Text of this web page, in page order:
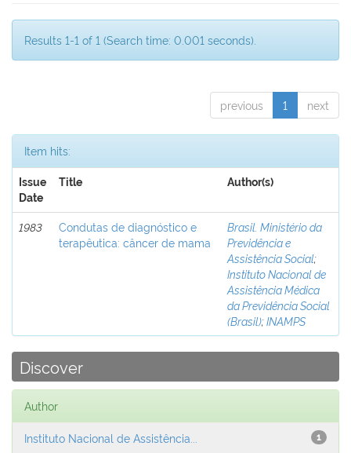
Results 1-1 of 1 (Search time: 0.001 seconds).
previous 1 next
Item hits:
Issue
Date
Title Author(s)
1983
Condutas de diagnóstico e
terapêutica: câncer de mama
Brasil. Ministério da
Previdência e
Assistência Social;
Instituto Nacional de
Assistência Médica
da Previdência Social
(Brasil);INAMPS
Discover
Author
1
Instituto Nacional de Assistência...